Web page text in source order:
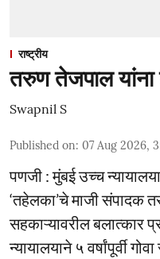
राष्ट्रीय
तरुण तेजपाल यांना
Swapnil S
Published on: 07 Aug 2026,
पणजी : मुंबई उच्च
‘तहेलका’चे माजी संपादक
सहकाऱ्यावरील बलात्कार
न्यायालयाने ५ वर्षांपूर्वी